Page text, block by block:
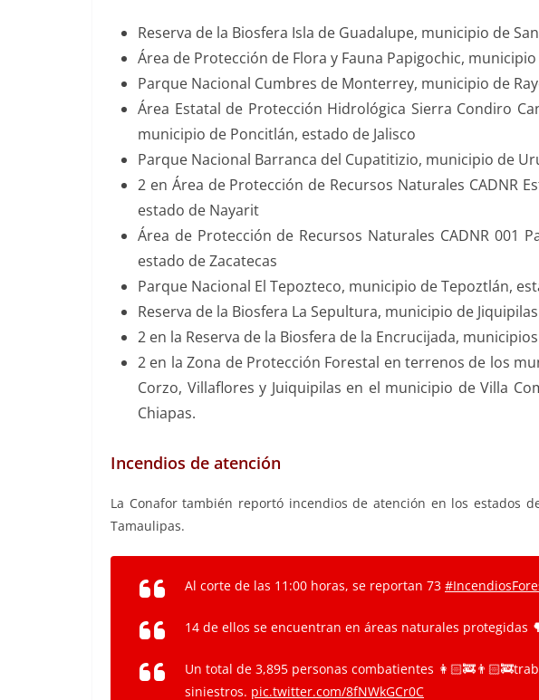
Reserva de la Biosfera Isla de Guadalupe, municipio de
Área de Protección de Flora y Fauna Papigochic,
Parque Nacional Cumbres de Monterrey, municipio de
Área Estatal de Protección Hidrológica Sierra Condiro
municipio de Poncitlán, estado de Jalisco
Parque Nacional Barranca del Cupatitizio, municipio de
2 en Área de Protección de Recursos Naturales CADNR
estado de Nayarit
Área de Protección de Recursos Naturales CADNR 001
estado de Zacatecas
Parque Nacional El Tepozteco, municipio de Tepoztlán,
Reserva de la Biosfera La Sepultura, municipio de Jiquipilas
2 en la Reserva de la Biosfera de la Encrucijada,
2 en la Zona de Protección Forestal en terrenos de los
Corzo, Villaflores y Juiquipilas en el municipio de Villa
Chiapas.
Incendios de atención
La Conafor también reportó incendios de atención en los estados
Tamaulipas.
Al corte de las 11:00 horas, se reportan 73
14 de ellos se encuentran en áreas naturales protegidas
Un total de 3,895 personas combatientes
siniestros. pic.twitter.com/8fNWkGCr0C